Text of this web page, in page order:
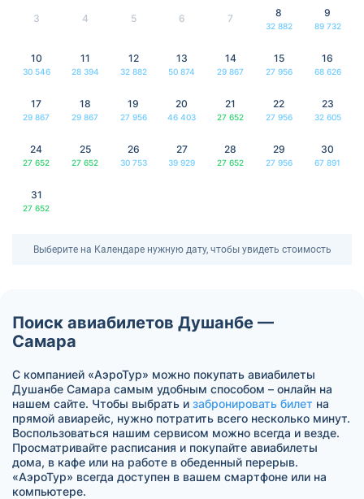
3 4 5 6 7 8
32 882
9
89 732
10
30 546
11
28 394
12
32 882
13
50 874
14
29 867
15
27 956
16
68 626
17
29 867
18
29 867
19
27 956
20
46 403
21
27 652
22
27 956
23
32 605
24
27 652
25
27 652
26
30 753
27
39 929
28
27 652
29
27 956
30
67 891
31
27 652
Выберите на Календаре нужную дату, чтобы увидеть стоимость
Поиск авиабилетов Душанбе —
Самара
С компанией «АэроТур» можно покупать авиабилеты
Душанбе Самара самым удобным способом – онлайн на
нашем сайте. Чтобы выбрать и забронировать билет на
прямой авиарейс, нужно потратить всего несколько минут.
Воспользоваться нашим сервисом можно всегда и везде.
Просматривайте расписания и покупайте авиабилеты
дома, в кафе или на работе в обеденный перерыв.
«АэроТур» всегда доступен в вашем смартфоне или на
компьютере.